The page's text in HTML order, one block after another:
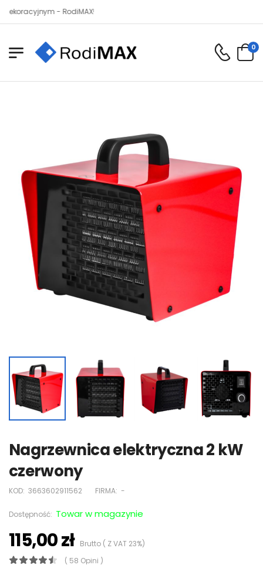
- RodiMAX!
0
Nagrzewnica elektryczna 2 kW
czerwony
KOD: 3663602911562 FIRMA: -
Dostępność: Towar w magazynie
115,00 złBrutto ( Z VAT 23%)
( 58 Opini )